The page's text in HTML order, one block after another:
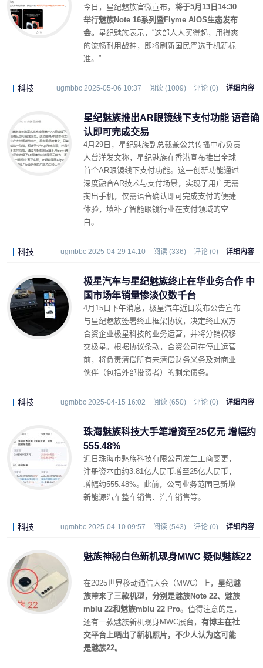
今日，星纪魅族官微宣布， 将于5月13日14:30
举行魅族Note 16系列暨Flyme AIOS生态发布
会。 星纪魅族表示，“这部人人买得起，用得爽
的流畅耐用战神，即将刷新国民严选手机新标
准。”
科技 ugmbbc 2025-05-06 10:37 阅读 (1009) 评论 (0) 详细内容
星纪魅族推出AR眼镜线下支付功能 语音确
认即可完成交易
4月29日，星纪魅族副总裁兼公共传播中心负责
人曾洋发文称，星纪魅族在香港宣布推出全球
首个AR眼镜线下支付功能。 这一创新功能通过
深度融合AR技术与支付场景，实现了用户无需
掏出手机，仅需语音确认即可完成支付的便捷
体验，填补了智能眼镜行业在支付领域的空
白。
科技 ugmbbc 2025-04-29 14:10 阅读 (336) 评论 (0) 详细内容
极星汽车与星纪魅族终止在华业务合作 中
国市场年销量惨淡仅数千台
4月15日下午消息，极星汽车近日发布公告宣布
与星纪魅族签署终止框架协议，决定终止双方
合资企业极星科技的业务运营，并将分销权移
交极星。根据协议条款，合资公司在停止运营
前，将负责清偿所有未清偿财务义务及对商业
伙伴（包括外部投资者）的剩余债务。
科技 ugmbbc 2025-04-15 16:02 阅读 (650) 评论 (0) 详细内容
珠海魅族科技大手笔增资至25亿元 增幅约
555.48%
近日珠海市魅族科技有限公司发生工商变更，
注册资本由约3.81亿人民币增至25亿人民币，
增幅约555.48%。此前，公司业务范围已新增
新能源汽车整车销售、汽车销售等。
科技 ugmbbc 2025-04-10 09:57 阅读 (543) 评论 (0) 详细内容
魅族神秘白色新机现身MWC 疑似魅族22
在2025世界移动通信大会（MWC）上， 星纪魅
族带来了三款机型，分别是魅族Note 22、魅族
mblu 22和魅族mblu 22 Pro。 值得注意的是，
还有一款魅族新机现身MWC展台， 有博主在社
交平台上晒出了新机照片，不少人认为这可能
是魅族22。